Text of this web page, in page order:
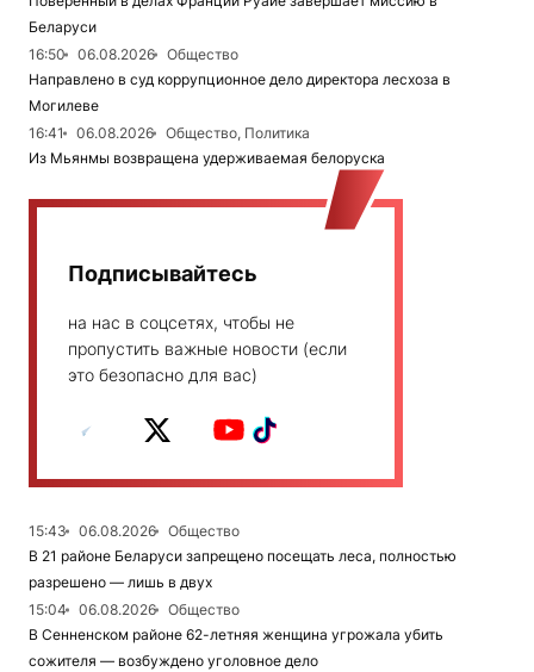
Беларуси
16:50
06.08.2026
Общество
Направлено в суд коррупционное дело директора лесхоза в
Могилеве
16:41
06.08.2026
Общество, Политика
Из Мьянмы возвращена удерживаемая белоруска
Подписывайтесь
на нас в соцсетях, чтобы не
пропустить важные новости (если
это безопасно для вас)
15:43 06.08.2026
Общество
В 21 районе Беларуси запрещено посещать леса, полностью
разрешено — лишь в двух
15:04
06.08.2026
Общество
В Сенненском районе 62-летняя женщина угрожала убить
сожителя — возбуждено уголовное дело